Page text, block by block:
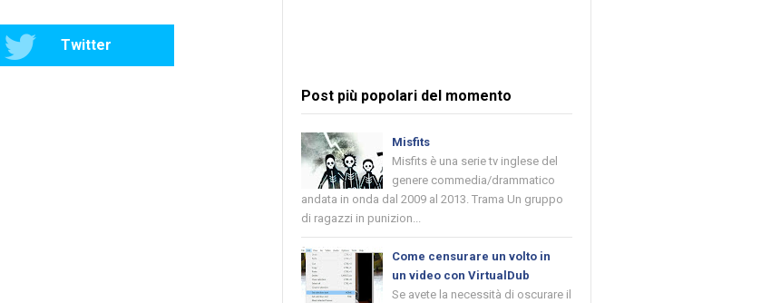
Twitter
Post più popolari del momento
Misfits
Misfits è una serie tv inglese del
genere commedia/drammatico
andata in onda dal 2009 al 2013. Trama Un gruppo
di ragazzi in punizion...
Come censurare un volto in
un video con VirtualDub
Se avete la necessità di oscurare il